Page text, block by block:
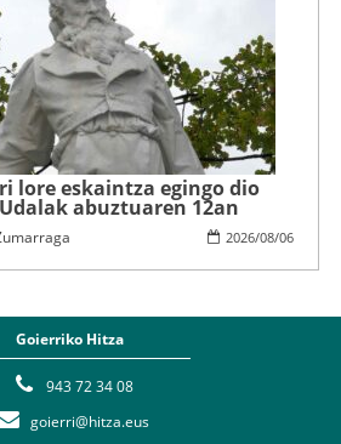
lore eskaintza egingo dio
abuztuaren 12an
2026/08/06
Goierriko Hitza
943 72 34 08
goierri@hitza.eus